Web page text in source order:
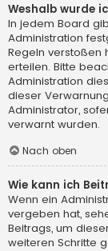
Weshalb wurde
In jedem Board
Administration
Regeln verstoßen
erteilen. Bitte
Administration
dieser
Administrator,
verwarnt wurden.
Nach oben
Wie kann ich
Wenn ein
vergeben hat,
Beitrags, um
weiteren Schritte